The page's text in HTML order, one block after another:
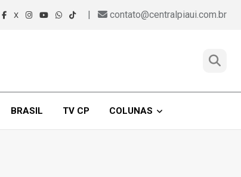
X | contato@centralpiaui.com.br
BRASIL TV CP COLUNAS